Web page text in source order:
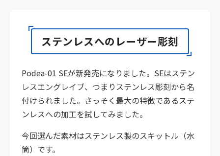
ステンレスへのレーザー彫刻
Podea-01 SEが新発売になりました。SEはステン
レスエングレイブ、つまりステンレス彫刻から名
付けられました。さっそく最大の特徴であるステ
ンレスへの加工を試してみました。
今回選んだ素材はステンレス製のスキットル（水
筒）です。